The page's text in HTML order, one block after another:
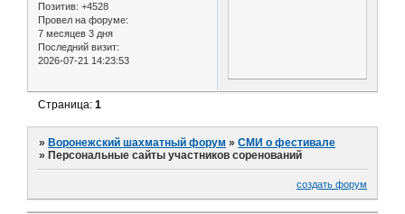
Позитив: +4528
Провел на форуме:
7 месяцев 3 дня
Последний визит:
2026-07-21 14:23:53
Страница:1
» Воронежский шахматный форум »СМИ о фестивале
» Персональные сайты участников соренований
создать форум